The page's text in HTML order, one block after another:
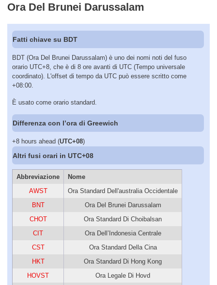
Ora Del Brunei Darussalam
Fatti chiave su BDT
BDT (Ora Del Brunei Darussalam) è uno dei nomi noti del fuso
orario UTC+8, che è di 8 ore avanti di UTC (Tempo universale
coordinato). L'offset di tempo da UTC può essere scritto come
+08:00.
È usato come orario standard.
Differenza con l’ora di Greewich
+8 hours ahead (UTC+08)
Altri fusi orari in UTC+08
Abbreviazione
Nome
AWST
Ora Standard Dell'australia Occidentale
BNT
Ora Del Brunei Darussalam
CHOT
Ora Standard Di Choibalsan
CIT
Ora Dell’Indonesia Centrale
CST
Ora Standard Della Cina
HKT
Ora Standard Di Hong Kong
HOVST
Ora Legale Di Hovd